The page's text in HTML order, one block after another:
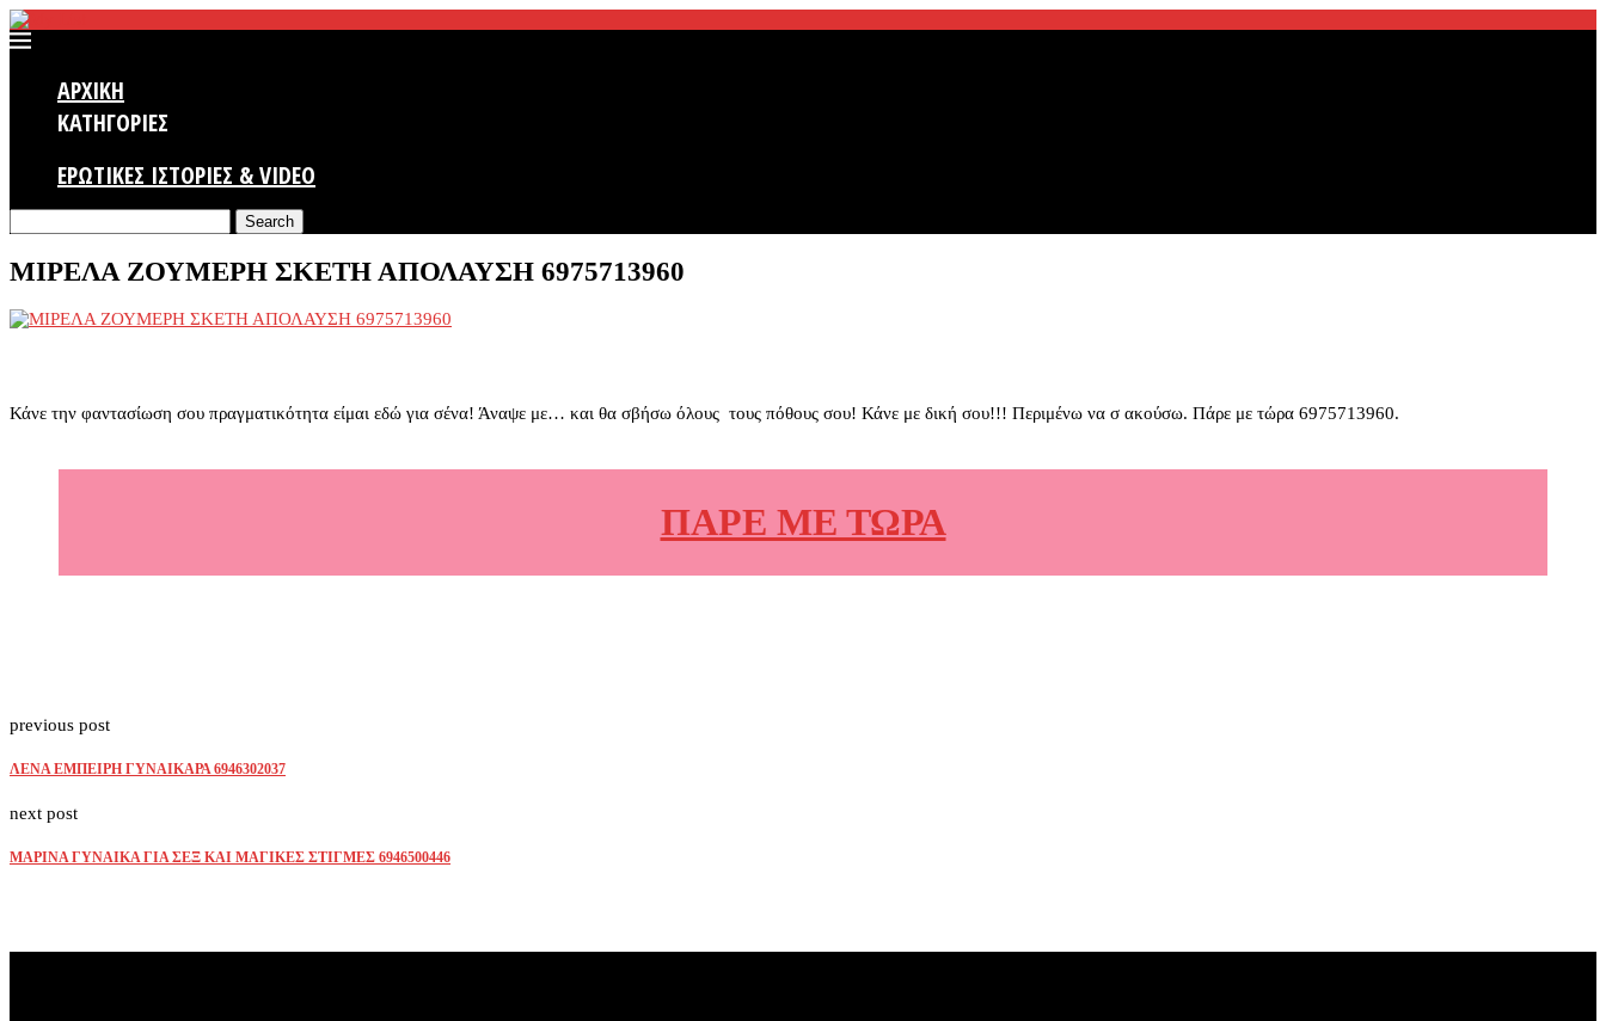
ΑΡΧΙΚΗ
ΚΑΤΗΓΟΡΙΕΣ
ΕΡΩΤΙΚΕΣ ΙΣΤΟΡΙΕΣ & VIDEO
Search
ΜΙΡΕΛΑ ΖΟΥΜΕΡΗ ΣΚΕΤΗ ΑΠΟΛΑΥΣΗ 6975713960
Κάνε την φαντασίωση σου πραγματικότητα είμαι εδώ για σένα! Άναψε με… και θα σβήσω όλους τους πόθους σου! Κάνε με δική σου!!! Περιμένω να σ ακούσω. Πάρε με τώρα 6975713960.
ΠΑΡΕ ΜΕ ΤΩΡΑ
previous post
ΛΕΝΑ ΕΜΠΕΙΡΗ ΓΥΝΑΙΚΑΡΑ 6946302037
next post
ΜΑΡΙΝΑ ΓΥΝΑΙΚΑ ΓΙΑ ΣΕΞ ΚΑΙ ΜΑΓΙΚΕΣ ΣΤΙΓΜΕΣ 6946500446